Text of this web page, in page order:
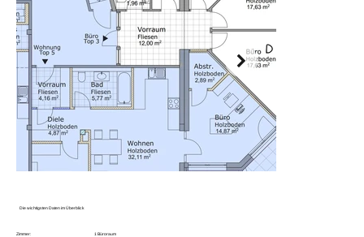
Die wichtigsten Daten im Überblick
Zimmer: 1 Büroraum